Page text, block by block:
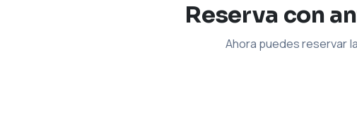
Reserva con
Ahora puedes reservar